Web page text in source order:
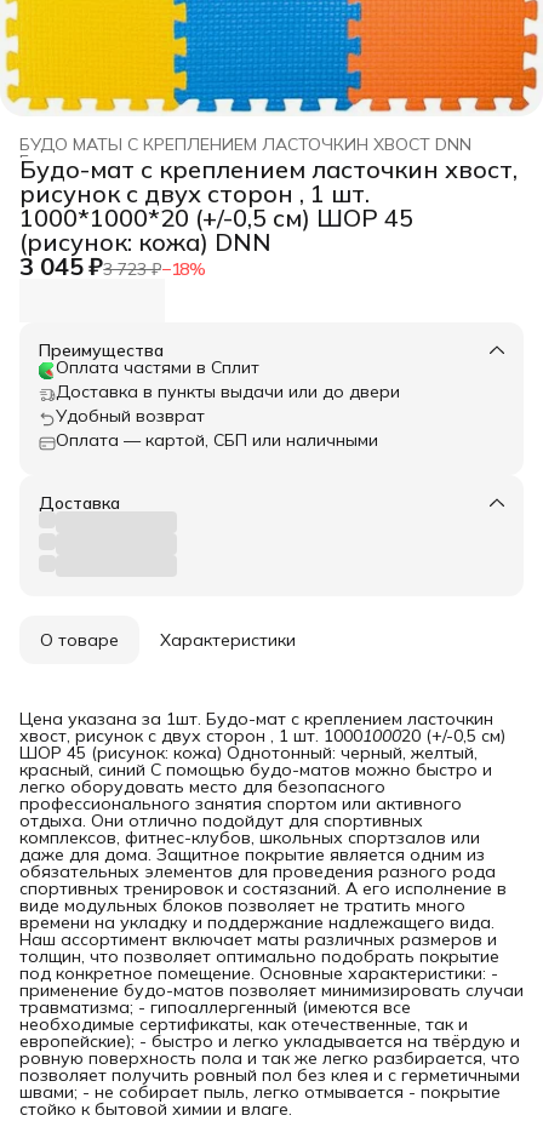
БУДО МАТЫ С КРЕПЛЕНИЕМ ЛАСТОЧКИН ХВОСТ DNN
Главная
Будо-мат с креплением ласточкин хвост,
рисунок с двух сторон , 1 шт.
1000*1000*20 (+/-0,5 см) ШОР 45
(рисунок: кожа) DNN
3 045 ₽3 723 ₽−18%
Преимущества
Оплата частями в Сплит
Доставка в пункты выдачи или до двери
Удобный возврат
Оплата — картой, СБП или наличными
Доставка
О товаре Характеристики
Цена указана за 1шт. Будо-мат с креплением ласточкин
хвост, рисунок с двух сторон , 1 шт. 1000100020 (+/-0,5 см)
ШОР 45 (рисунок: кожа) Однотонный: черный, желтый,
красный, синий С помощью будо-матов можно быстро и
легко оборудовать место для безопасного
профессионального занятия спортом или активного
отдыха. Они отлично подойдут для спортивных
комплексов, фитнес-клубов, школьных спортзалов или
даже для дома. Защитное покрытие является одним из
обязательных элементов для проведения разного рода
спортивных тренировок и состязаний. А его исполнение в
виде модульных блоков позволяет не тратить много
времени на укладку и поддержание надлежащего вида.
Наш ассортимент включает маты различных размеров и
толщин, что позволяет оптимально подобрать покрытие
под конкретное помещение. Основные характеристики: -
применение будо-матов позволяет минимизировать случаи
травматизма; - гипоаллергенный (имеются все
необходимые сертификаты, как отечественные, так и
европейские); - быстро и легко укладывается на твёрдую и
ровную поверхность пола и так же легко разбирается, что
позволяет получить ровный пол без клея и с герметичными
швами; - не собирает пыль, легко отмывается - покрытие
стойко к бытовой химии и влаге.